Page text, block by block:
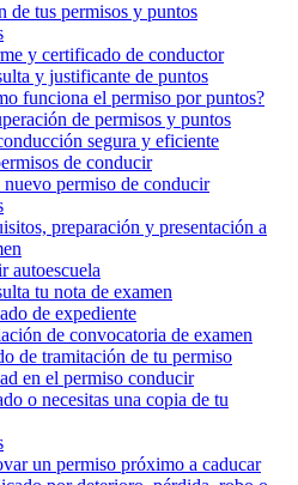
de tus permisos y puntos
y certificado de conductor
y justificante de puntos
funciona el permiso por puntos?
de permisos y puntos
segura y eficiente
de conducir
permiso de conducir
preparación y presentación a
autoescuela
tu nota de examen
de expediente
de convocatoria de examen
de tramitación de tu permiso
en el permiso conducir
o necesitas una copia de tu
un permiso próximo a caducar